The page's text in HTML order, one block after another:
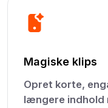
Magiske klips
Opret korte,
længere indhold